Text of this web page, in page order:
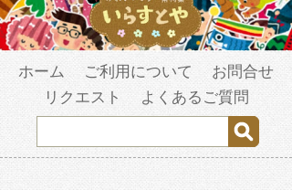
ホーム ご利用について
お問合せ
リクエスト
よくあるご質問